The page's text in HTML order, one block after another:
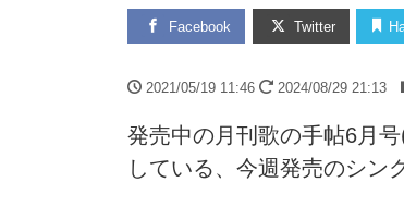
Facebook Twitter
2021/05/19 11:46 2024/08/29 21:13
発売中の月刊歌の手帖6月
している、今週発売のシン